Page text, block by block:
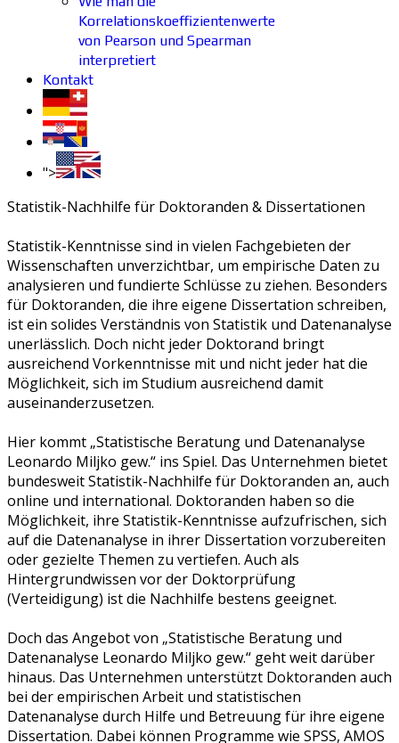
Korrelationskoeffizientenwerte
von Pearson und Spearman
interpretiert
Kontakt
">
Statistik-Nachhilfe für Doktoranden & Dissertationen
Statistik-Kenntnisse sind in vielen Fachgebieten der
Wissenschaften unverzichtbar, um empirische Daten zu
analysieren und fundierte Schlüsse zu ziehen. Besonders
für Doktoranden, die ihre eigene Dissertation schreiben,
ist ein solides Verständnis von Statistik und Datenanalyse
unerlässlich. Doch nicht jeder Doktorand bringt
ausreichend Vorkenntnisse mit und nicht jeder hat die
Möglichkeit, sich im Studium ausreichend damit
auseinanderzusetzen.
Hier kommt „Statistische Beratung und Datenanalyse
Leonardo Miljko gew.“ ins Spiel. Das Unternehmen bietet
bundesweit Statistik-Nachhilfe für Doktoranden an, auch
online und international. Doktoranden haben so die
Möglichkeit, ihre Statistik-Kenntnisse aufzufrischen, sich
auf die Datenanalyse in ihrer Dissertation vorzubereiten
oder gezielte Themen zu vertiefen. Auch als
Hintergrundwissen vor der Doktorprüfung
(Verteidigung) ist die Nachhilfe bestens geeignet.
Doch das Angebot von „Statistische Beratung und
Datenanalyse Leonardo Miljko gew.“ geht weit darüber
hinaus. Das Unternehmen unterstützt Doktoranden auch
bei der empirischen Arbeit und statistischen
Datenanalyse durch Hilfe und Betreuung für ihre eigene
Dissertation. Dabei können Programme wie SPSS, AMOS